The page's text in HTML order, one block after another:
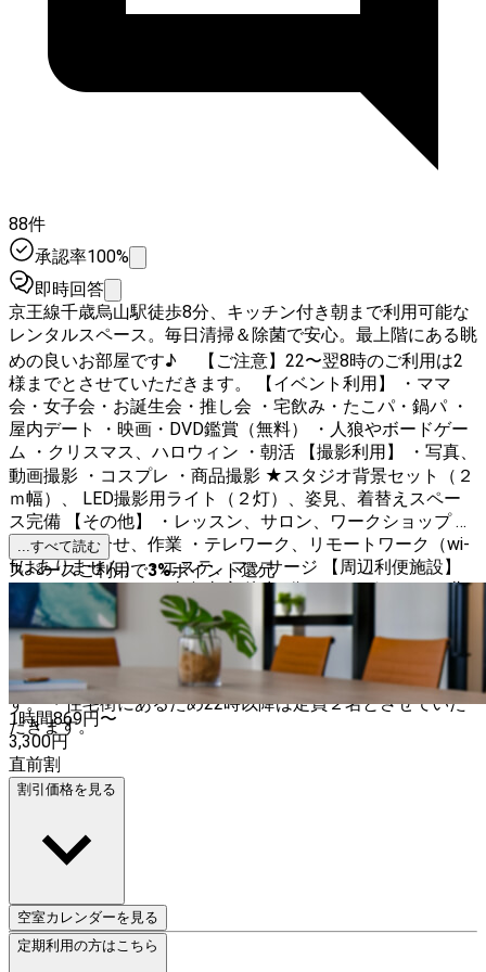
88件
承認率100%
即時回答
京王線千歳烏山駅徒歩8分、キッチン付き朝まで利用可能な
レンタルスペース。毎日清掃＆除菌で安心。最上階にある眺
めの良いお部屋です♪ 【ご注意】22〜翌8時のご利用は2
様までとさせていただきます。 【イベント利用】 ・ママ
会・女子会・お誕生会・推し会 ・宅飲み・たこパ・鍋パ ・
屋内デート ・映画・DVD鑑賞（無料） ・人狼やボードゲー
ム ・クリスマス、ハロウィン ・朝活 【撮影利用】 ・写真、
動画撮影 ・コスプレ ・商品撮影 ★スタジオ背景セット（２
ｍ幅）、 LED撮影用ライト（２灯）、姿見、着替えスペー
ス完備 【その他】 ・レッスン、サロン、ワークショップ ・
勉強会、打合せ、作業 ・テレワーク、リモートワーク（wi-
fiはありません） ・エステ、マッサージ 【周辺利便施設】
・ファミリーマート 南烏山店 徒歩2分 ・まいばすけっと北
烏山３丁目 徒歩2分 （営業時間8～24時） ・駅近辺にスーパ
ーオオゼキ、西友、ダイソーほか 【お願い】 ・予約確定後
に配信されるメールを、必ず最後までお読みください。当ス
ペースのアクセス・解錠方法について詳細に説明しておりま
す。 ・住宅街にあるため22時以降は定員２名とさせていた
だきます。
...すべて読む
スペースご利用で3%ポイント還元
1時間869円〜
3,300円
直前割
割引価格を見る
空室カレンダーを見る
定期利用の方はこちら